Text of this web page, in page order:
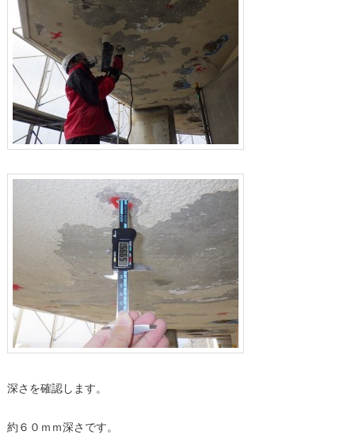
深さを確認します。
約６０ｍｍ深さです。